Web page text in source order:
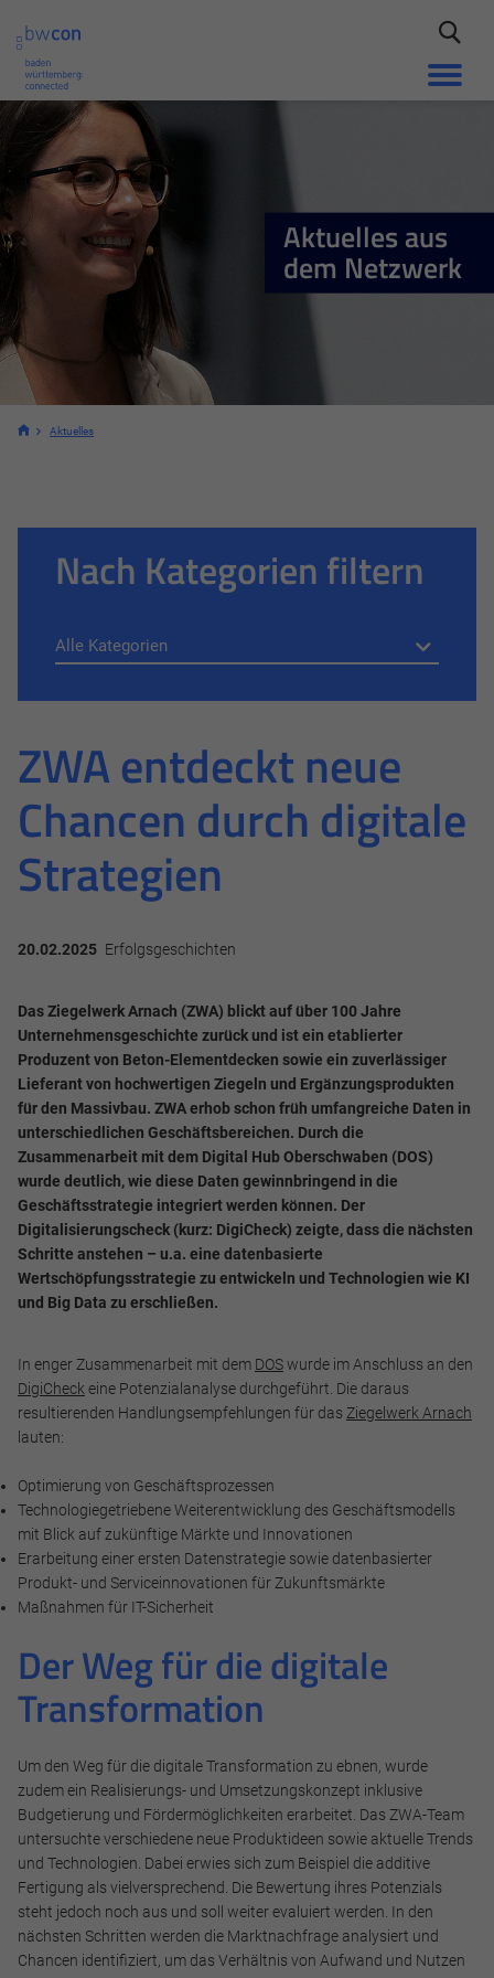
Aktuelles aus
dem Netzwerk
Aktuelles
Nach Kategorien filtern
ZWA entdeckt neue
Chancen durch digitale
Strategien
20.02.2025 Erfolgsgeschichten
Das Ziegelwerk Arnach (ZWA) blickt auf über 100 Jahre
Unternehmensgeschichte zurück und ist ein etablierter
Produzent von Beton-Elementdecken sowie ein zuverlässiger
Lieferant von hochwertigen Ziegeln und Ergänzungsprodukten
für den Massivbau. ZWA erhob schon früh umfangreiche Daten in
unterschiedlichen Geschäftsbereichen. Durch die
Zusammenarbeit mit dem Digital Hub Oberschwaben (DOS)
wurde deutlich, wie diese Daten gewinnbringend in die
Geschäftsstrategie integriert werden können. Der
Digitalisierungscheck (kurz: DigiCheck) zeigte, dass die nächsten
Schritte anstehen – u.a. eine datenbasierte
Wertschöpfungsstrategie zu entwickeln und Technologien wie KI
und Big Data zu erschließen.
In enger Zusammenarbeit mit dem DOSwurde im Anschluss an den
DigiCheck eine Potenzialanalyse durchgeführt. Die daraus
resultierenden Handlungsempfehlungen für das Ziegelwerk Arnach
lauten:
Optimierung von Geschäftsprozessen
Technologiegetriebene Weiterentwicklung des Geschäftsmodells
mit Blick auf zukünftige Märkte und Innovationen
Erarbeitung einer ersten Datenstrategie sowie datenbasierter
Produkt- und Serviceinnovationen für Zukunftsmärkte
Maßnahmen für IT-Sicherheit
Der Weg für die digitale
Transformation
Um den Weg für die digitale Transformation zu ebnen, wurde
zudem ein Realisierungs- und Umsetzungskonzept inklusive
Budgetierung und Fördermöglichkeiten erarbeitet. Das ZWA-Team
untersuchte verschiedene neue Produktideen sowie aktuelle Trends
und Technologien. Dabei erwies sich zum Beispiel die additive
Fertigung als vielversprechend. Die Bewertung ihres Potenzials
steht jedoch noch aus und soll weiter evaluiert werden. In den
nächsten Schritten werden die Marktnachfrage analysiert und
Chancen identifiziert, um das Verhältnis von Aufwand und Nutzen